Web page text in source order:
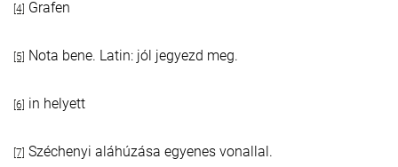
[4] Grafen
[5] Nota bene. Latin: jól jegyezd meg.
[6] in helyett
[7] Széchenyi aláhúzása egyenes vonallal.